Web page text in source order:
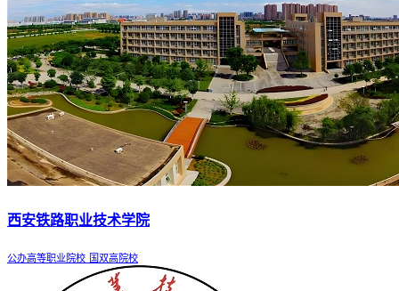
西安铁路职业技术学院
公办高等职业院校 国双高院校